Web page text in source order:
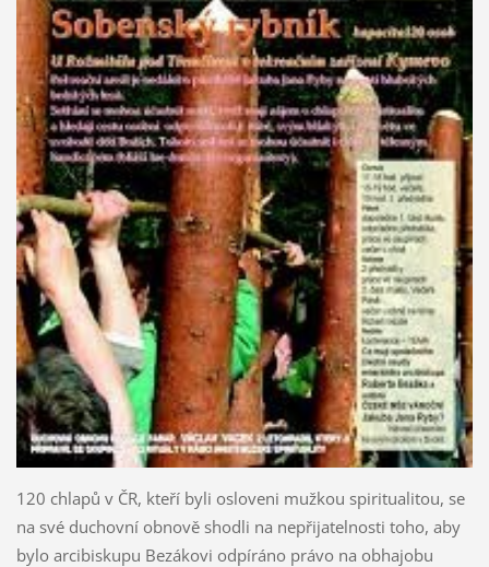
120 chlapů v ČR, kteří byli osloveni mužkou spiritualitou, se
na své duchovní obnově shodli na nepřijatelnosti toho, aby
bylo arcibiskupu Bezákovi odpíráno právo na obhajobu